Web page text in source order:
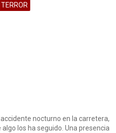
TERROR
nocturno en la carretera,
los ha seguido. Una presencia